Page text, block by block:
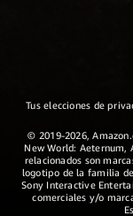
Tus elecciones de
© 2019-2026,
New World: Aeternum,
relacionados son
logotipo de la familia de
Sony Interactive
comerciales y/o